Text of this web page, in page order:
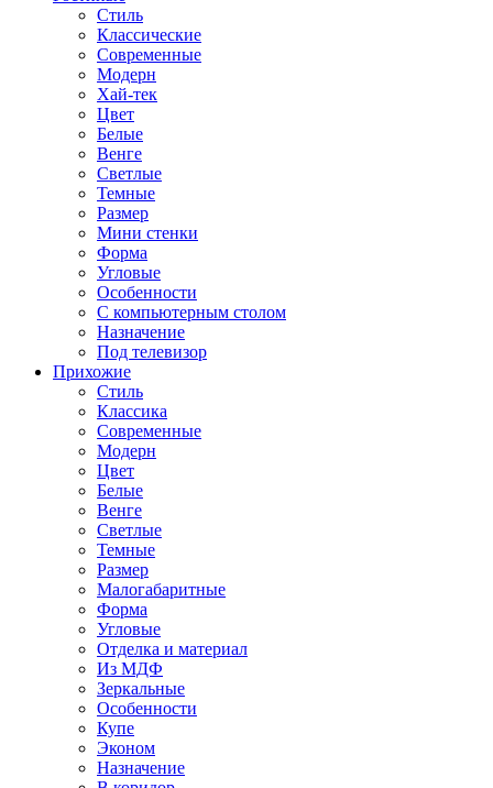
Стиль
Классические
Современные
Модерн
Хай-тек
Цвет
Белые
Венге
Светлые
Темные
Размер
Мини стенки
Форма
Угловые
Особенности
С компьютерным столом
Назначение
Под телевизор
Прихожие
Стиль
Классика
Современные
Модерн
Цвет
Белые
Венге
Светлые
Темные
Размер
Малогабаритные
Форма
Угловые
Отделка и материал
Из МДФ
Зеркальные
Особенности
Купе
Эконом
Назначение